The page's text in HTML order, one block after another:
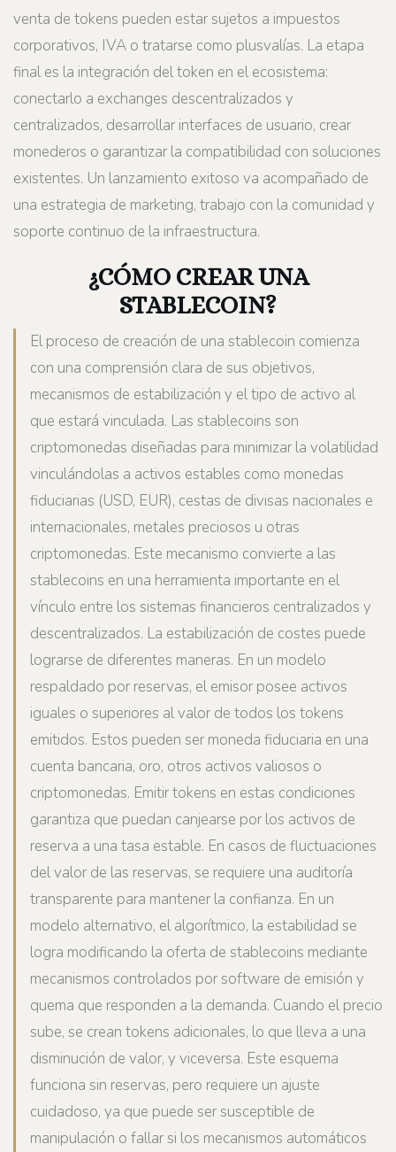
venta de tokens pueden estar sujetos a impuestos
corporativos, IVA o tratarse como plusvalías. La etapa
final es la integración del token en el ecosistema:
conectarlo a exchanges descentralizados y
centralizados, desarrollar interfaces de usuario, crear
monederos o garantizar la compatibilidad con soluciones
existentes. Un lanzamiento exitoso va acompañado de
una estrategia de marketing, trabajo con la comunidad y
soporte continuo de la infraestructura.
¿CÓMO CREAR UNA
STABLECOIN?
El proceso de creación de una stablecoin comienza
con una comprensión clara de sus objetivos,
mecanismos de estabilización y el tipo de activo al
que estará vinculada. Las stablecoins son
criptomonedas diseñadas para minimizar la volatilidad
vinculándolas a activos estables como monedas
fiduciarias (USD, EUR), cestas de divisas nacionales e
internacionales, metales preciosos u otras
criptomonedas. Este mecanismo convierte a las
stablecoins en una herramienta importante en el
vínculo entre los sistemas financieros centralizados y
descentralizados. La estabilización de costes puede
lograrse de diferentes maneras. En un modelo
respaldado por reservas, el emisor posee activos
iguales o superiores al valor de todos los tokens
emitidos. Estos pueden ser moneda fiduciaria en una
cuenta bancaria, oro, otros activos valiosos o
criptomonedas. Emitir tokens en estas condiciones
garantiza que puedan canjearse por los activos de
reserva a una tasa estable. En casos de fluctuaciones
del valor de las reservas, se requiere una auditoría
transparente para mantener la confianza. En un
modelo alternativo, el algorítmico, la estabilidad se
logra modificando la oferta de stablecoins mediante
mecanismos controlados por software de emisión y
quema que responden a la demanda. Cuando el precio
sube, se crean tokens adicionales, lo que lleva a una
disminución de valor, y viceversa. Este esquema
funciona sin reservas, pero requiere un ajuste
cuidadoso, ya que puede ser susceptible de
manipulación o fallar si los mecanismos automáticos